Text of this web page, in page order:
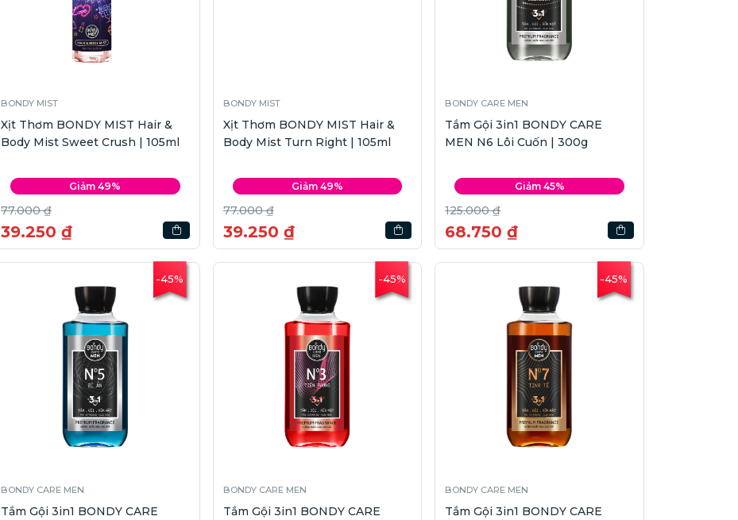
BONDY MIST
Xịt Thơm BONDY MIST Hair &
Body Mist Sweet Crush | 105ml
Giảm 49%
77.000 ₫
39.250 ₫
BONDY MIST
Xịt Thơm BONDY MIST Hair &
Body Mist Turn Right | 105ml
Giảm 49%
77.000 ₫
39.250 ₫
BONDY CARE MEN
Tắm Gội 3in1 BONDY CARE
MEN N6 Lôi Cuốn | 300g
Giảm 45%
125.000 ₫
68.750 ₫
-45%
BONDY CARE MEN
Tắm Gội 3in1 BONDY CARE
-45%
BONDY CARE MEN
Tắm Gội 3in1 BONDY CARE
-45%
BONDY CARE MEN
Tắm Gội 3in1 BONDY CARE